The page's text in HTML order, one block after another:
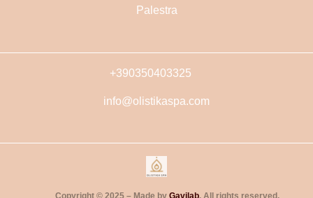
Palestra
+390350403325
info@olistikaspa.com